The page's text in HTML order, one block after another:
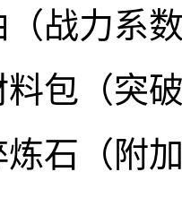
战力系
包（突
石（附